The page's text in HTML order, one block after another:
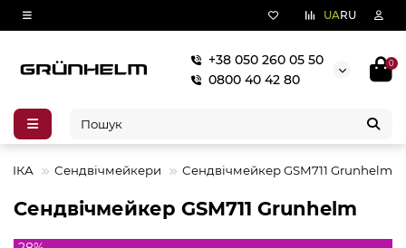
UARU
+38 050 260 05 50
0800 40 42 80
0
Сендвічмейкери Сендвічмейкер GSM711 Grunhelm
Сендвічмейкер GSM711 Grunhelm